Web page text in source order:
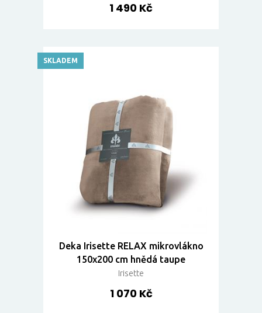
1 490 Kč
Deka Irisette RELAX mikrovlákno
150x200 cm hnědá taupe
Irisette
1 070 Kč
SKLADEM